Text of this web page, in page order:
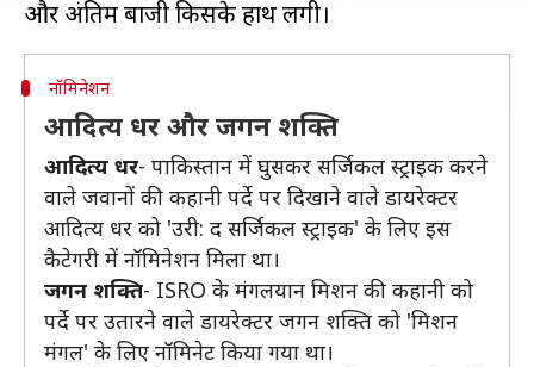
नॉमिनेशन
आदित्य धर और जगन शक्ति
आदित्य धर- पाकिस्तान में घुसकर सर्जिकल स्ट्राइक करने
वाले जवानों की कहानी पर्दे पर दिखाने वाले डायरेक्टर
आदित्य धर को 'उरी: द सर्जिकल स्ट्राइक' के लिए इस
कैटेगरी में नॉमिनेशन मिला था।
जगन शक्ति- ISRO के मंगलयान मिशन की कहानी को
पर्दे पर उतारने वाले डायरेक्टर जगन शक्ति को 'मिशन
मंगल' के लिए नॉमिनेट किया गया था।